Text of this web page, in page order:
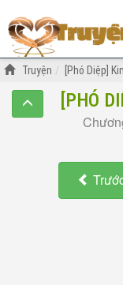
Truyện [Phó Diệp]
[PHÓ